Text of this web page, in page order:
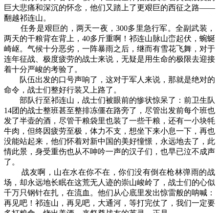
巨大悲痛和深沉的怀念，他们又踏上了更艰巨的西征之路——
翻越祁连山。
任务是艰巨的，两天一夜，300多里急行军。全副武装，
两天的干粮背在背上，40多斤重啊！祁连山脉山峦起伏，蜿蜒
崎岖。气候十分恶劣，一阵暴雨之后，继而有雪花飞舞，对于
连年征战、极度疲劳的战士来说，无疑是用生命的极限去迎接
着十分严峻的考验了。
队伍出发的口号声响了，这对于军人来说，那就是绝对的
命令，战士们整好行装又上路了。
部队行至祁连山，战士们被眼前的惨状惊呆了：前卫生队
14团的战士整班甚至整排冻僵在路旁了，尽管出发前每个班也
发了半壶的酒，尽管干粮袋里也装了一些干粮，还有一小块牦
牛肉，但终因疲劳至极，体力不支，想坐下来小息一下，再也
没能站起来，他们怀着对新中国的美好憧憬，永远地去了，此
情此景，身受重伤也从不呻吟一声的汉子们，也早已泣不成声
了。
战友啊，山在水在你不在，你们没有倒在枪林弹雨的战
场，却永远地长眠在这荒无人迹的崇山峻岭了，战士们的心似
千万只钢针在扎，在流血。他们从心底里发出惊雷般的呐喊：
再见吧！祁连山，再见吧，大通河，等打完仗了，我们一定要